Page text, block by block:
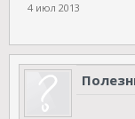
4 июл 2013